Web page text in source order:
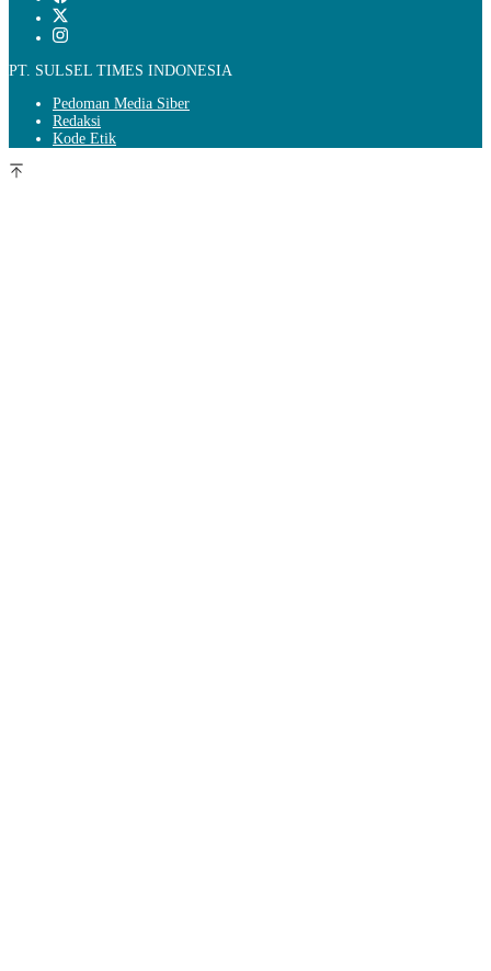
PT. SULSEL TIMES INDONESIA
Pedoman Media Siber
Redaksi
Kode Etik